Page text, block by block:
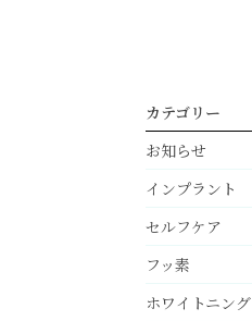
カテゴリー
お知らせ
インプラント
セルフケア
フッ素
ホワイトニング